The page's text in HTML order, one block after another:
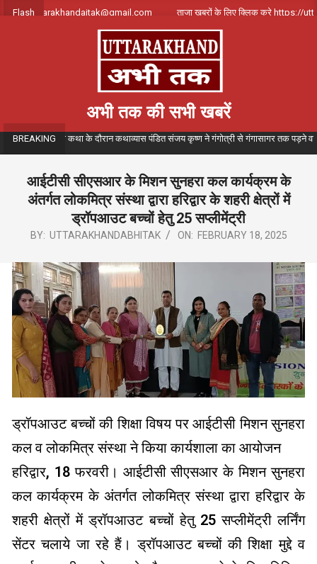
SkipFlash
uttarakhandajtak@gmail.com ताजा खबरों के लिए क्लिक करे https://
अभी तक की सभी खबरें
BREAKING
गंगा कथा के दौरान कथाव्यास पंडित संजय कृष्ण ने गंगोत्री से गंगासागर तक पड़ने वाले
आईटीसी सीएसआर के मिशन सुनहरा कल कार्यक्रम के
अंतर्गत लोकमित्र संस्था द्वारा हरिद्वार के शहरी क्षेत्रों में
ड्रॉपआउट बच्चों हेतु 25 सप्लीमेंट्री
BY: UTTARAKHANDABHITAK ON: FEBRUARY 18, 2025
ड्रॉपआउट बच्चों की शिक्षा विषय पर आईटीसी मिशन सुनहरा
कल व लोकमित्र संस्था ने किया कार्यशाला का आयोजन
हरिद्वार, 18 फरवरी। आईटीसी सीएसआर के मिशन सुनहरा
कल कार्यक्रम के अंतर्गत लोकमित्र संस्था द्वारा हरिद्वार के
शहरी क्षेत्रों में ड्रॉपआउट बच्चों हेतु 25 सप्लीमेंट्री लर्निंग
सेंटर चलाये जा रहे हैं। ड्रॉपआउट बच्चों की शिक्षा मुद्दे व